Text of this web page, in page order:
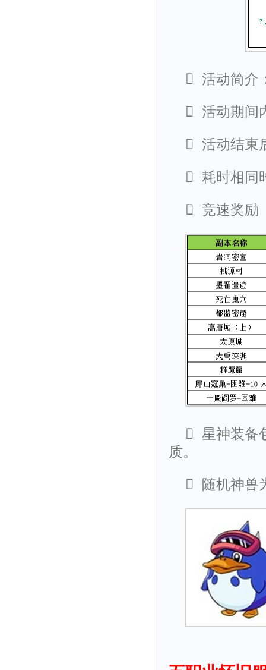
 活动简介
 活动期间
 活动结束
 耗时相同
 竞速奖励
 星神装备
质。
 随机神兽